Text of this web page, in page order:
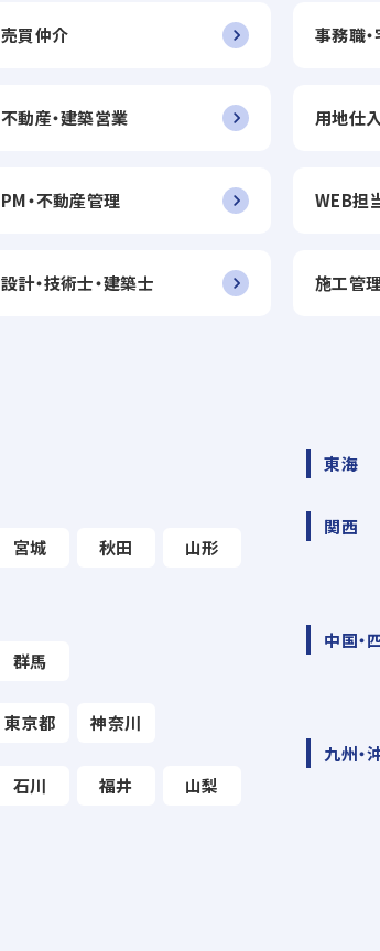
売買仲介 事務職
不動産・建築営業 用地仕
PM・不動産管理 WEB担
設計・技術士・建築士 施工管
宮城 秋田 山形
群馬
東京都 神奈川
石川 福井 山梨
東海
関西
中国・
九州・